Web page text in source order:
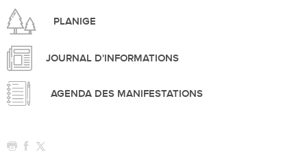
PLANIGE
JOURNAL D'INFORMATIONS
AGENDA DES MANIFESTATIONS